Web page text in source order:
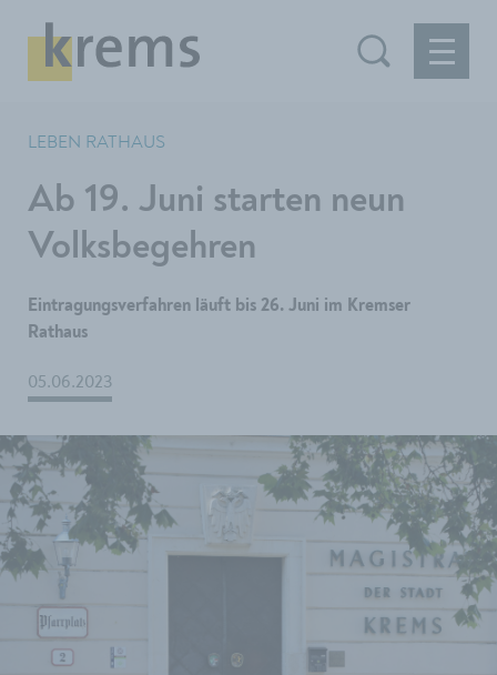
LEBEN RATHAUS
Ab 19. Juni starten neun
Volksbegehren
Eintragungsverfahren läuft bis 26. Juni im Kremser
Rathaus
05.06.2023